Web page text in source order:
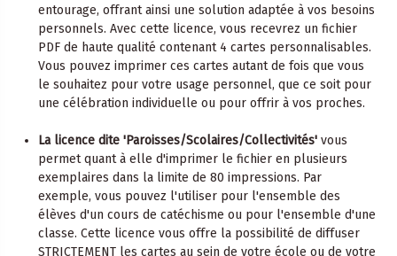
entourage, offrant ainsi une solution adaptée à vos besoins
personnels. Avec cette licence, vous recevrez un fichier
PDF de haute qualité contenant 4 cartes personnalisables.
Vous pouvez imprimer ces cartes autant de fois que vous
le souhaitez pour votre usage personnel, que ce soit pour
une célébration individuelle ou pour offrir à vos proches.
La licence dite 'Paroisses/Scolaires/Collectivités' vous
permet quant à elle d'imprimer le fichier en plusieurs
exemplaires dans la limite de 80 impressions. Par
exemple, vous pouvez l'utiliser pour l'ensemble des
élèves d'un cours de catéchisme ou pour l'ensemble d'une
classe. Cette licence vous offre la possibilité de diffuser
STRICTEMENT les cartes au sein de votre école ou de votre